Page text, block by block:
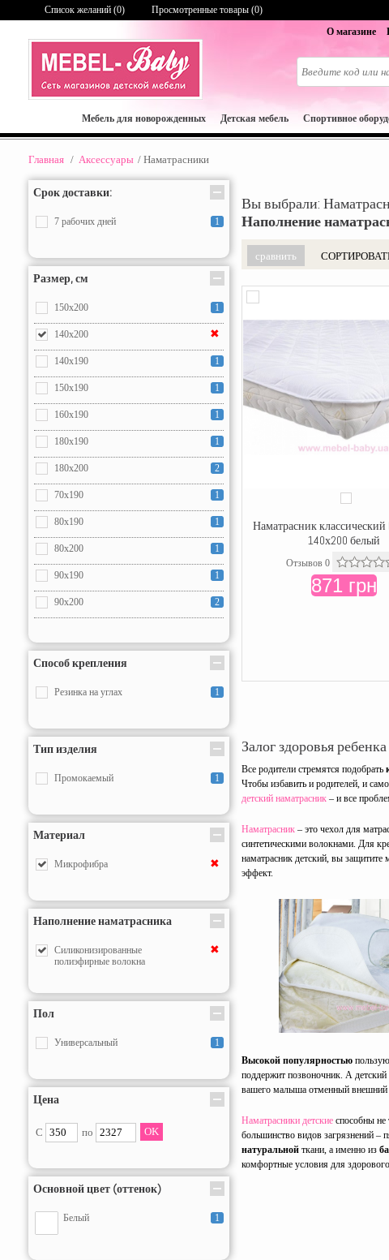
О магазине
Список желаний (0) Просмотренные товары (0)
Мебель для новорожденных Детская мебель Спортивное
Главная / Аксессуары / Наматрасники
Срок доставки:
7 рабочих дней 1
Размер, см
150x200 1
140x200 ✖
140х190 1
150х190 1
160х190 1
180х190 1
180х200 2
70x190 1
80x190 1
80x200 1
90x190 1
90x200 2
2
Способ крепления
Резинка на углах 1
Тип изделия
Промокаемый 1
Материал
Микрофибра ✖
Наполнение наматрасника
Силиконизированные
полиэфирные волокна
✖
Пол
Универсальный 1
Цена
С по
Основной цвет (оттенок)
Белый 1
Вы выбрали:
Наполнение
Наматрасник классический
140х200 белый
Отзывов 0
871 грн
Залог здоровья
Все родители стремятся подобрать
Чтобы избавить и родителей, и
детский наматрасник – и все
Наматрасник – это чехол для
синтетическими волокнами. Для
наматрасник детский, вы
эффект.
Высокой популярностью
поддержит позвоночник. А детский
вашего малыша отменный внешний
Наматрасники детские способны не
большинство видов загрязнений –
натуральной ткани, а именно из
комфортные условия для